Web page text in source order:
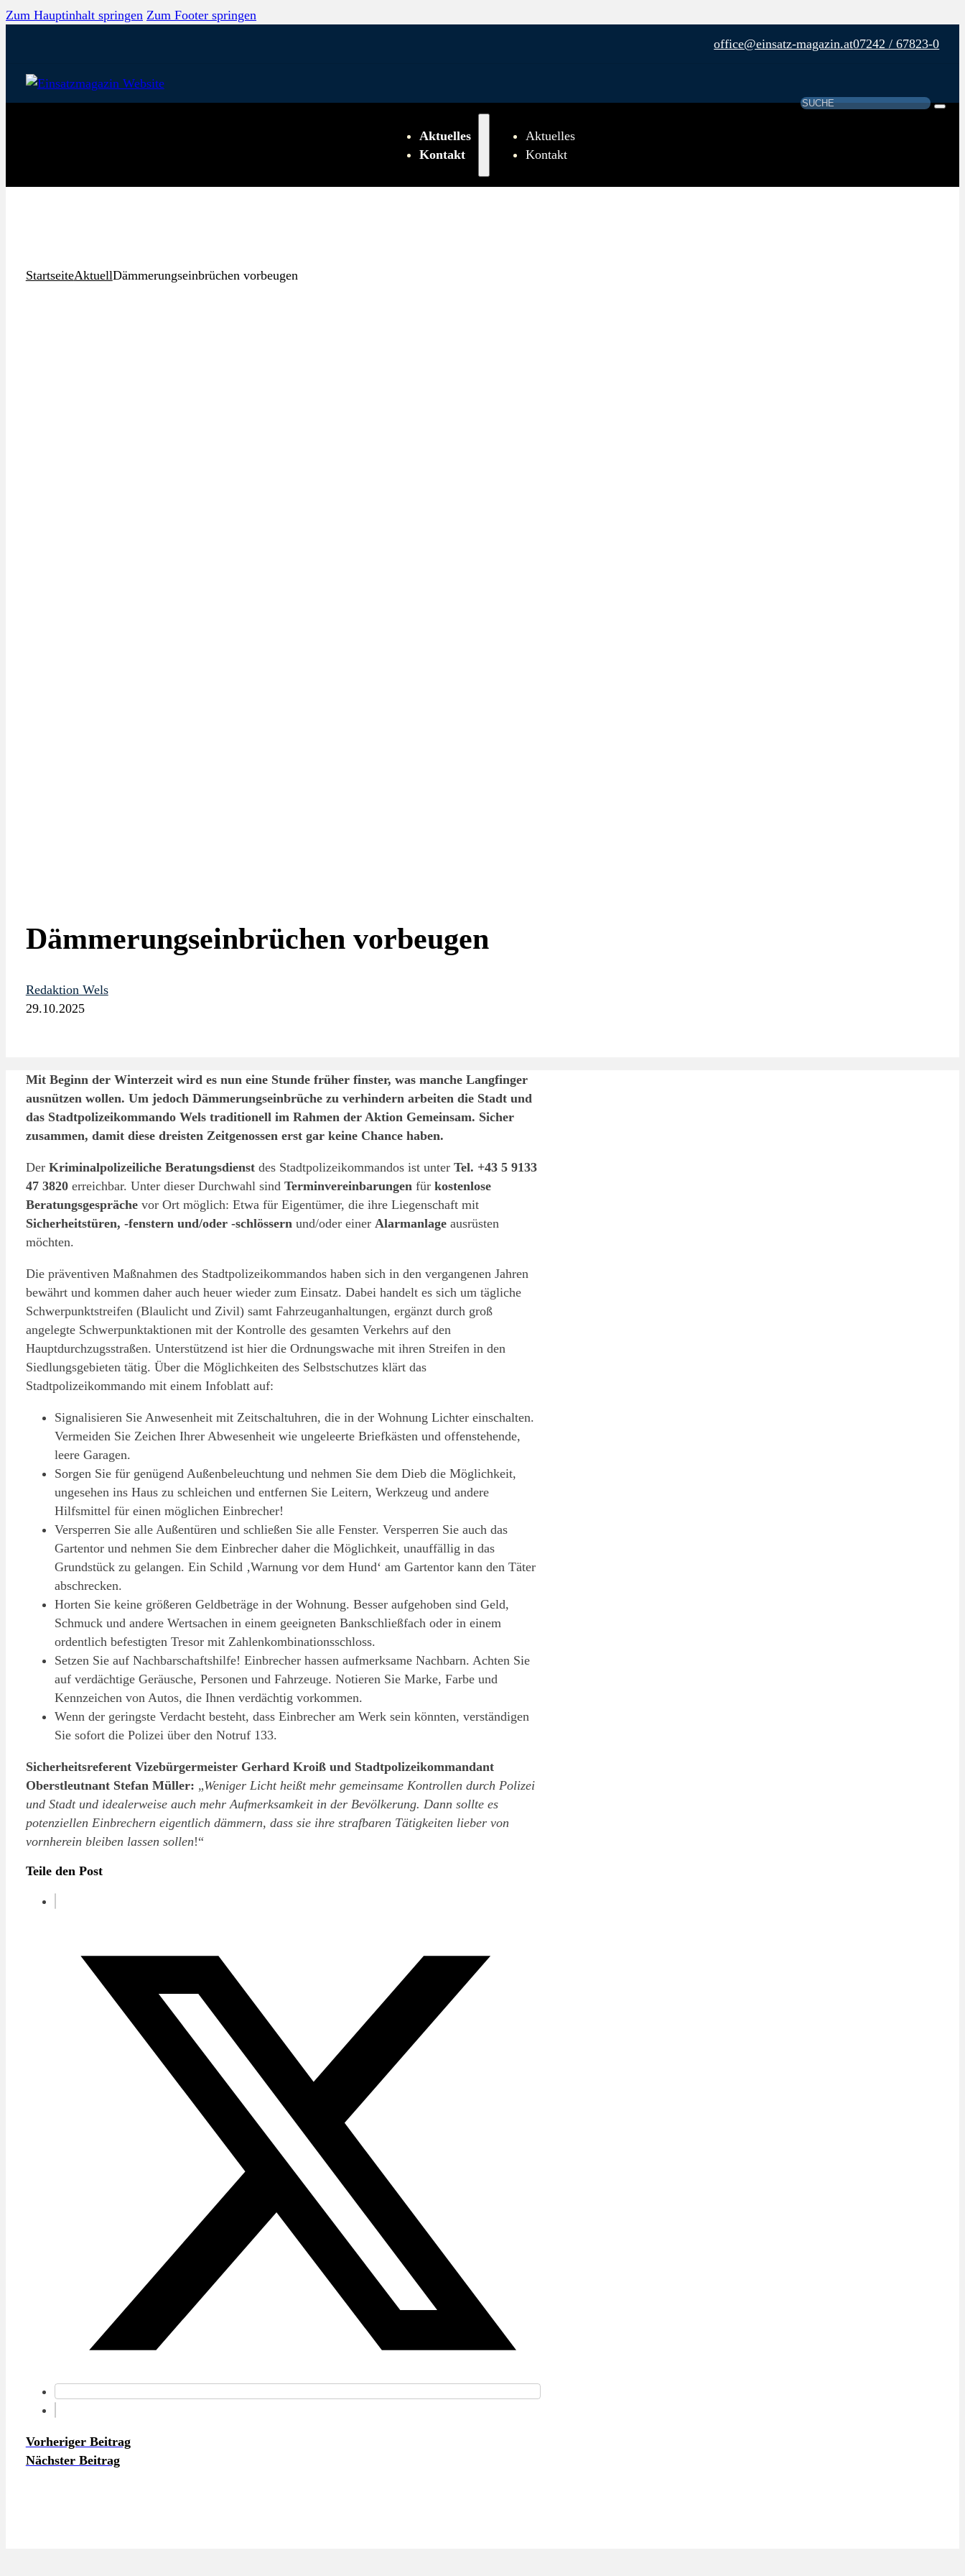
Zum Hauptinhalt springen Zum Footer springen
office@einsatz-magazin.at07242 / 67823-0
Suchen
Aktuelles
Kontakt
Aktuelles
Kontakt
StartseiteAktuellDämmerungseinbrüchen vorbeugen
Dämmerungseinbrüchen vorbeugen
Redaktion Wels
29.10.2025
Mit Beginn der Winterzeit wird es nun eine Stunde früher finster, was manche Langfinger
ausnützen wollen. Um jedoch Dämmerungseinbrüche zu verhindern arbeiten die Stadt und
das Stadtpolizeikommando Wels traditionell im Rahmen der Aktion Gemeinsam. Sicher
zusammen, damit diese dreisten Zeitgenossen erst gar keine Chance haben.
Der Kriminalpolizeiliche Beratungsdienstdes Stadtpolizeikommandos ist unter Tel. +43 5 9133
47 3820erreichbar. Unter dieser Durchwahl sind Terminvereinbarungenfür kostenlose
Beratungsgesprächevor Ort möglich: Etwa für Eigentümer, die ihre Liegenschaft mit
Sicherheitstüren, -fenstern und/oder -schlössernund/oder einer Alarmanlageausrüsten
möchten.
Die präventiven Maßnahmen des Stadtpolizeikommandos haben sich in den vergangenen Jahren
bewährt und kommen daher auch heuer wieder zum Einsatz. Dabei handelt es sich um tägliche
Schwerpunktstreifen (Blaulicht und Zivil) samt Fahrzeuganhaltungen, ergänzt durch groß
angelegte Schwerpunktaktionen mit der Kontrolle des gesamten Verkehrs auf den
Hauptdurchzugsstraßen. Unterstützend ist hier die Ordnungswache mit ihren Streifen in den
Siedlungsgebieten tätig. Über die Möglichkeiten des Selbstschutzes klärt das
Stadtpolizeikommando mit einem Infoblatt auf:
Signalisieren Sie Anwesenheit mit Zeitschaltuhren, die in der Wohnung Lichter einschalten.
Vermeiden Sie Zeichen Ihrer Abwesenheit wie ungeleerte Briefkästen und offenstehende,
leere Garagen.
Sorgen Sie für genügend Außenbeleuchtung und nehmen Sie dem Dieb die Möglichkeit,
ungesehen ins Haus zu schleichen und entfernen Sie Leitern, Werkzeug und andere
Hilfsmittel für einen möglichen Einbrecher!
Versperren Sie alle Außentüren und schließen Sie alle Fenster. Versperren Sie auch das
Gartentor und nehmen Sie dem Einbrecher daher die Möglichkeit, unauffällig in das
Grundstück zu gelangen. Ein Schild ‚Warnung vor dem Hund‘ am Gartentor kann den Täter
abschrecken.
Horten Sie keine größeren Geldbeträge in der Wohnung. Besser aufgehoben sind Geld,
Schmuck und andere Wertsachen in einem geeigneten Bankschließfach oder in einem
ordentlich befestigten Tresor mit Zahlenkombinationsschloss.
Setzen Sie auf Nachbarschaftshilfe! Einbrecher hassen aufmerksame Nachbarn. Achten Sie
auf verdächtige Geräusche, Personen und Fahrzeuge. Notieren Sie Marke, Farbe und
Kennzeichen von Autos, die Ihnen verdächtig vorkommen.
Wenn der geringste Verdacht besteht, dass Einbrecher am Werk sein könnten, verständigen
Sie sofort die Polizei über den Notruf 133.
Sicherheitsreferent Vizebürgermeister Gerhard Kroiß und Stadtpolizeikommandant
Oberstleutnant Stefan Müller: „Weniger Licht heißt mehr gemeinsame Kontrollen durch Polizei
und Stadt und idealerweise auch mehr Aufmerksamkeit in der Bevölkerung. Dann sollte es
potenziellen Einbrechern eigentlich dämmern, dass sie ihre strafbaren Tätigkeiten lieber von
vornherein bleiben lassen sollen!“
Teile den Post
Vorheriger Beitrag
Nächster Beitrag